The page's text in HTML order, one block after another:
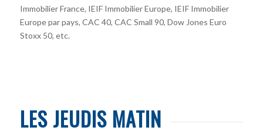
Immobilier France, IEIF Immobilier Europe, IEIF Immobilier
Europe par pays, CAC 40, CAC Small 90, Dow Jones Euro
Stoxx 50, etc.
LES JEUDIS MATIN